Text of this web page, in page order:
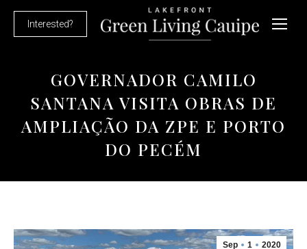
Interested?
GOVERNADOR CAMILO
SANTANA VISITA OBRAS DE
AMPLIAÇÃO DA ZPE E PORTO
DO PECÉM
Sep 1 2020